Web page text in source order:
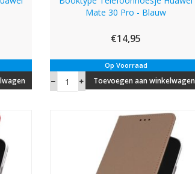
Mate 30 Pro - Blauw
€14,95
Op Voorraad
Toevoegen aan winkelwagen